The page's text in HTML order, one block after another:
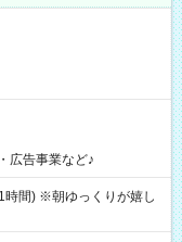
広告事業など♪
間) ※朝ゆっくりが嬉し